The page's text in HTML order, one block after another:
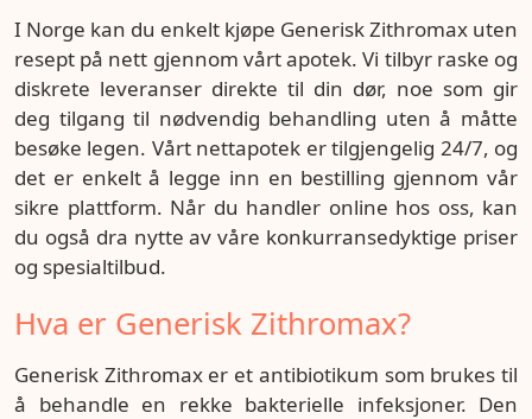
I Norge kan du enkelt kjøpe Generisk Zithromax uten
resept på nett gjennom vårt apotek. Vi tilbyr raske og
diskrete leveranser direkte til din dør, noe som gir
deg tilgang til nødvendig behandling uten å måtte
besøke legen. Vårt nettapotek er tilgjengelig 24/7, og
det er enkelt å legge inn en bestilling gjennom vår
sikre plattform. Når du handler online hos oss, kan
du også dra nytte av våre konkurransedyktige priser
og spesialtilbud.
Hva er Generisk Zithromax?
Generisk Zithromax er et antibiotikum som brukes til
å behandle en rekke bakterielle infeksjoner. Den